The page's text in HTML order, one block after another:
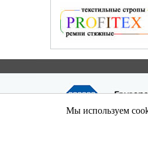
Copyright
Мы используем